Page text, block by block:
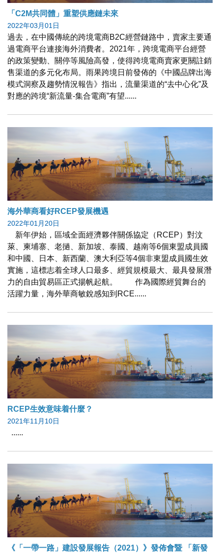
「C2M共同體」重塑供應鏈未來
2022年03月01日
過去，在中國傳統的跨境電商B2C經營鏈路中，賣家主要通
過電商平台連接海外消費者。2021年，跨境電商平台經營
的政策變動、關停等風險高發，使得跨境電商賣家更關註銷
售渠道的多元化布局。雨果跨境日前發佈的《中國品牌出海
模式洞察及趨勢情況報告》指出，流量渠道的“去中心化”及
對應的跨境“新流量-集合電商”有望......
海外華商看好RCEP發展機遇
2022年01月20日
新年伊始，區域全面經濟夥伴關係協定（RCEP）對汶
萊、柬埔寨、老撾、新加坡、泰國、越南等6個東盟成員國
和中國、日本、新西蘭、澳大利亞等4個非東盟成員國生效
實施，這標志着全球人口最多、經貿規模最大、最具發展潛
力的自由貿易區正式揚帆起航。 作為國際經貿舞台的
活躍力量，海外華商敏銳感知到RCE......
RCEP生效意味着什麼？
2021年11月10日
......
《「一帶一路」建設發展報告（2021）》發佈會暨 「新發